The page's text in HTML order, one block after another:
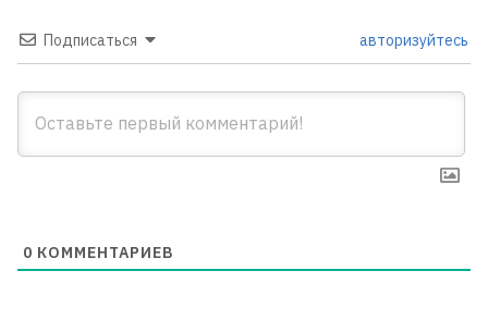
Подписаться авторизуйтесь
0 КОММЕНТАРИЕВ